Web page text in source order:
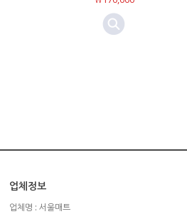
업체정보
업체명 : 서울매트